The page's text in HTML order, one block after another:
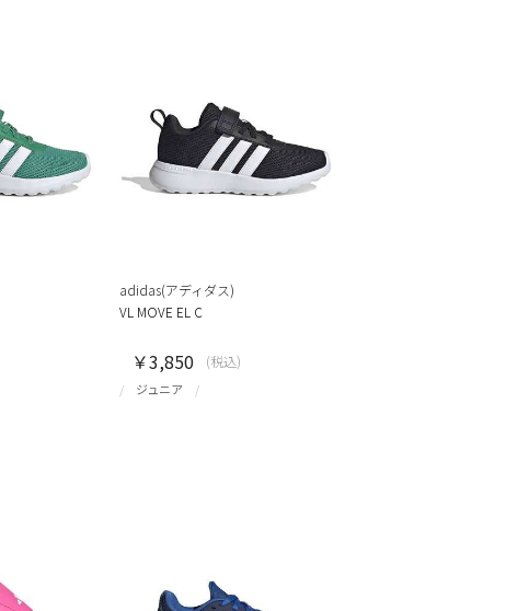
adidas(アディダス)
VL MOVE EL C
ジュニア
￥3,850 (税込)